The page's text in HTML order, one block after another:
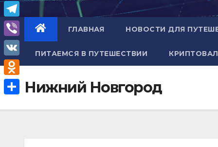
ГЛАВНАЯ НОВОСТИ ДЛЯ
ПИТАЕМСЯ В ПУТЕШЕСТВИИ
Нижний Новгород
W
h
a
A
T
e
l
e
g
V
i
b
e
V
K
O